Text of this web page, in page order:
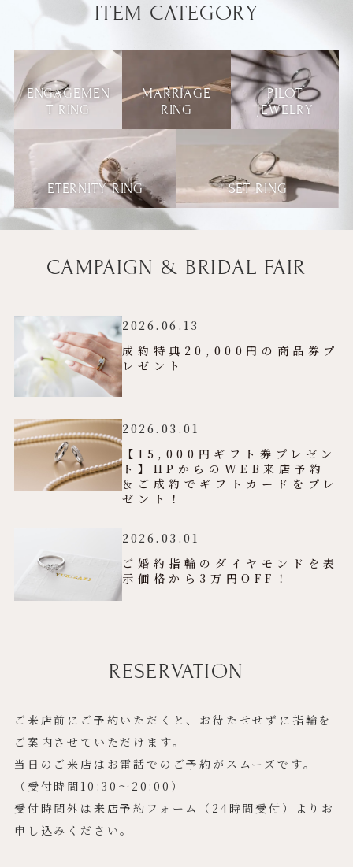
ITEM CATEGORY
ENGAGEMEN
T RING
MARRIAGE
RING
PILOT
JEWELRY
ETERNITY RING SET RING
CAMPAIGN & BRIDAL FAIR
2026.06.13
成約特典20,000円の商品券プ
レゼント
2026.03.01
【15,000円ギフト券プレゼン
ト】HPからのWEB来店予約
＆ご成約でギフトカードをプレ
ゼント！
2026.03.01
ご婚約指輪のダイヤモンドを表
示価格から3万円OFF！
RESERVATION
ご来店前にご予約いただくと、お待たせせずに指輪を
ご案内させていただけます。
当日のご来店はお電話でのご予約がスムーズです。
（受付時間10:30〜20:00）
受付時間外は来店予約フォーム（24時間受付）よりお
申し込みください。